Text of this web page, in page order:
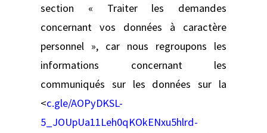
section « Traiter les demandes
concernant vos données à caractère
personnel », car nous regroupons les
informations concernant les
communiqués sur les données sur la
<c.gle/AOPyDKSL-
5_JOUpUa11Leh0qKOkENxu5hlrd-